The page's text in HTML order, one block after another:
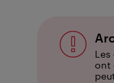
ont